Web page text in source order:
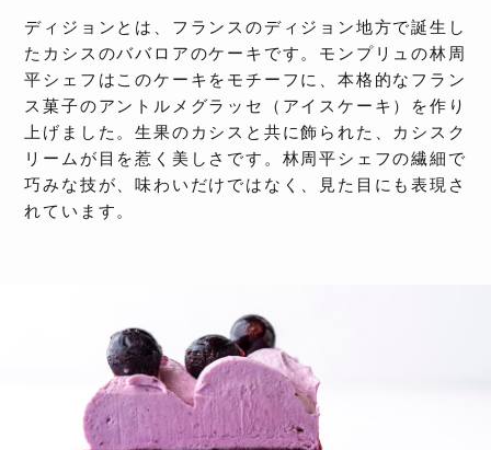
ディジョンとは、フランスのディジョン地方で誕生し
たカシスのババロアのケーキです。モンプリュの林周
平シェフはこのケーキをモチーフに、本格的なフラン
ス菓子のアントルメグラッセ（アイスケーキ）を作り
上げました。生果のカシスと共に飾られた、カシスク
リームが目を惹く美しさです。林周平シェフの繊細で
巧みな技が、味わいだけではなく、見た目にも表現さ
れています。